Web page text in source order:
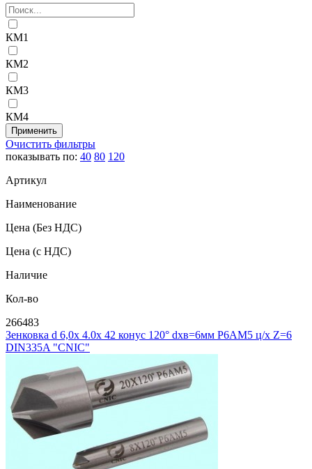
КМ1
КМ2
КМ3
КМ4
Очистить фильтры
показывать по: 40 80 120
Артикул
Наименование
Цена (Без НДС)
Цена (с НДС)
Наличие
Кол-во
266483
Зенковка d 6,0х 4.0х 42 конус 120° dхв=6мм Р6АМ5 ц/х Z=6
DIN335A "CNIC"